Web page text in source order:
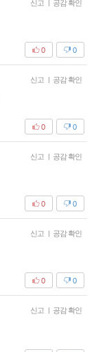
신고 공감 확인
0
0
신고 | 공감 확인
0
0
신고 | 공감 확인
0
0
신고 | 공감 확인
0
0
신고 | 공감 확인